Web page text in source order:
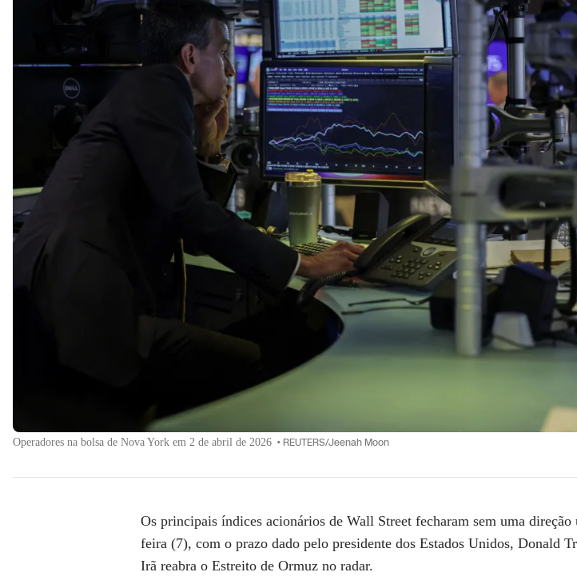
Operadores na bolsa de Nova York em 2 de abril de 2026 • REUTERS/Jeenah Moon
Os principais índices acionários de Wall Street fecharam sem uma direção
feira (7), com o prazo dado pelo presidente dos Estados Unidos, Donald
Irã reabra o Estreito de Ormuz no radar.